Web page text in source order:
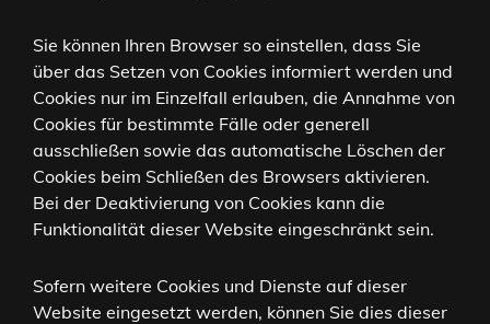
Sie können Ihren Browser so einstellen, dass Sie
über das Setzen von Cookies informiert werden und
Cookies nur im Einzelfall erlauben, die Annahme von
Cookies für bestimmte Fälle oder generell
ausschließen sowie das automatische Löschen der
Cookies beim Schließen des Browsers aktivieren.
Bei der Deaktivierung von Cookies kann die
Funktionalität dieser Website eingeschränkt sein.
Sofern weitere Cookies und Dienste auf dieser
Website eingesetzt werden, können Sie dies dieser